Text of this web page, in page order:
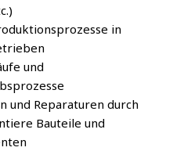
in
und
und Reparaturen durch
Bauteile und